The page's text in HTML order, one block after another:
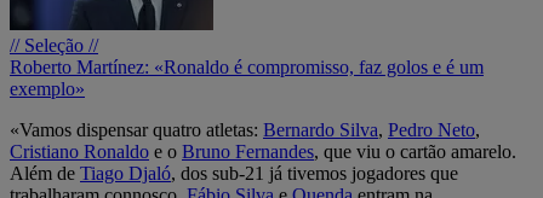
// Seleção //
Roberto Martínez: «Ronaldo é compromisso, faz golos e é um
exemplo»
«Vamos dispensar quatro atletas: Bernardo Silva, Pedro Neto,
Cristiano Ronaldo e o Bruno Fernandes, que viu o cartão amarelo.
Além de Tiago Djaló, dos sub-21 já tivemos jogadores que